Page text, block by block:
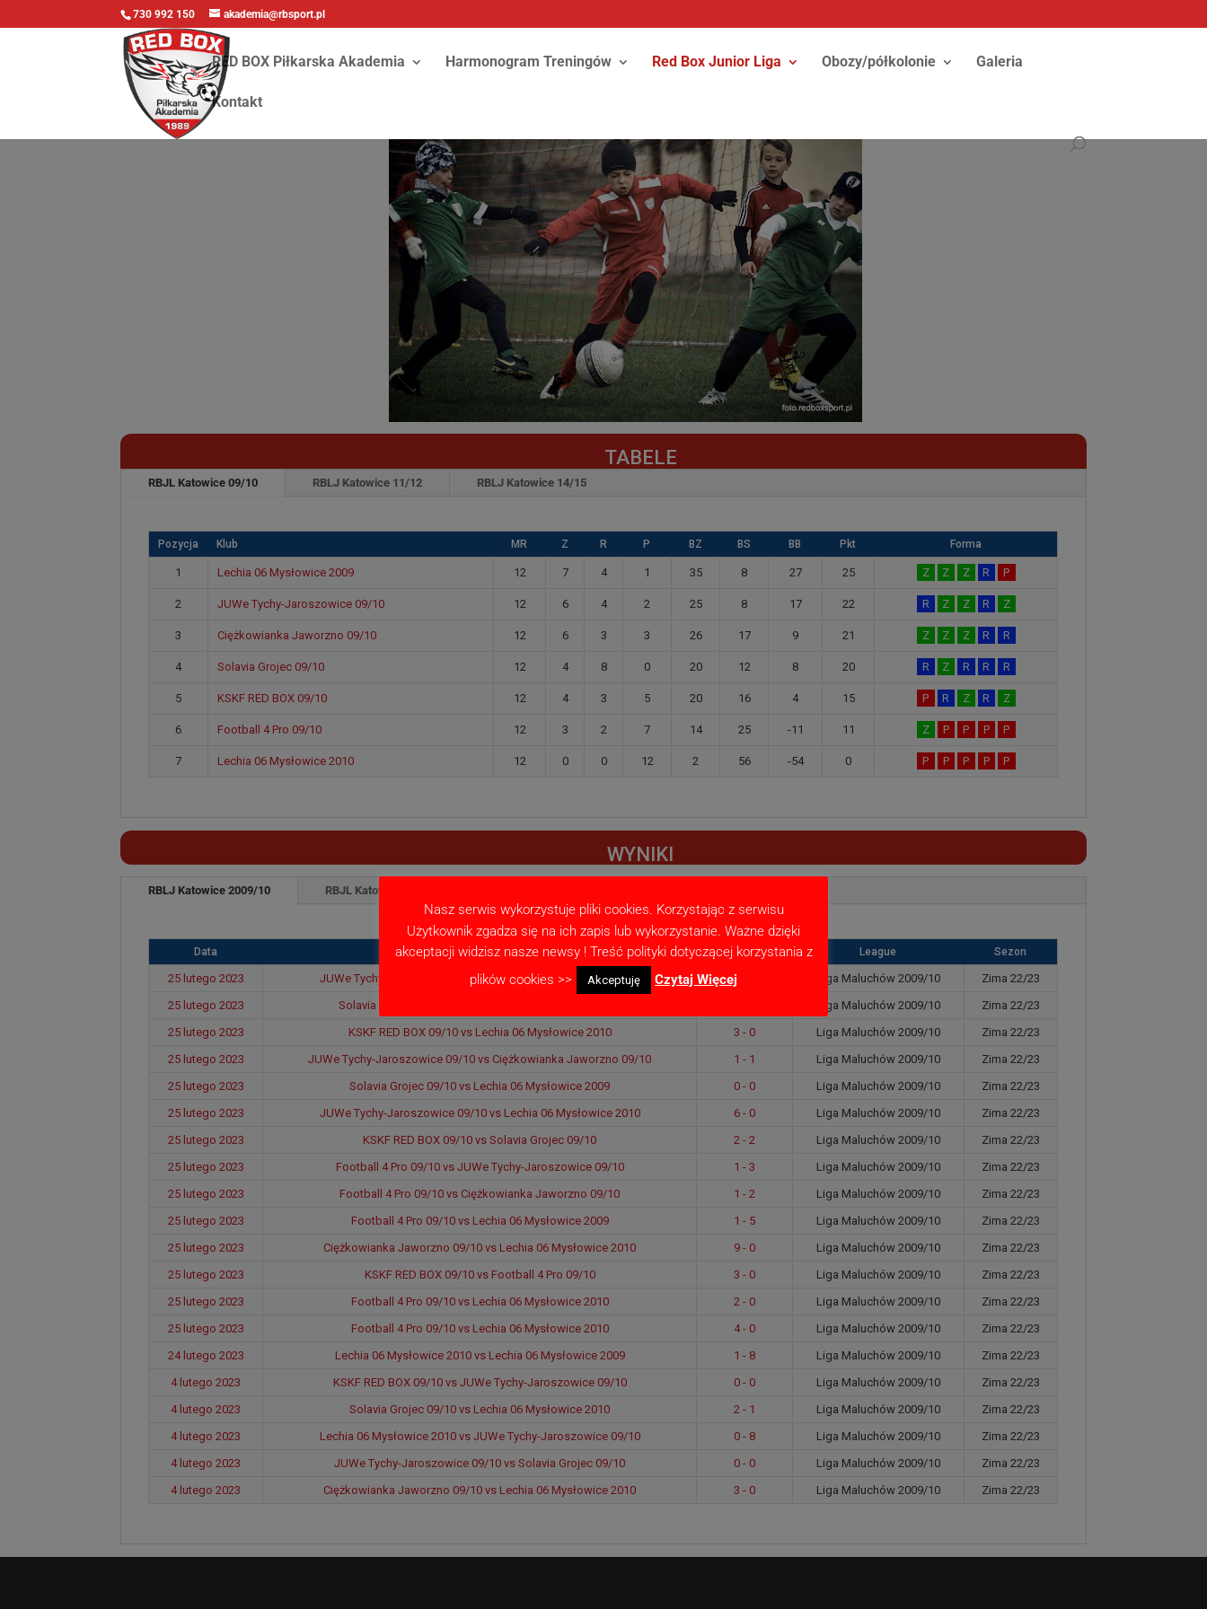
730 992 150 akademia@rbsport.pl
RED BOX Piłkarska Akademia Harmonogram Treningów Red Box Junior Liga Obozy/półkolonie Galeria
Kontakt
TABELE
RBJL Katowice 09/10 RBLJ Katowice 11/12 RBLJ Katowice 14/15
Pozycja Klub MR Z R P BZ BS BB Pkt Forma
1 Lechia 06 Mysłowice 2009 12 7 4 1 35 8 27 25 Z Z Z R P
2 JUWe Tychy-Jaroszowice 09/10 12 6 4 2 25 8 17 22 R Z Z R Z
3 Ciężkowianka Jaworzno 09/10 12 6 3 3 26 17 9 21 Z Z Z R R
4 Solavia Grojec 09/10 12 4 8 0 20 12 8 20 R Z R R R
5 KSKF RED BOX 09/10 12 4 3 5 20 16 4 15 P R Z R Z
6 Football 4 Pro 09/10 12 3 2 7 14 25 -11 11 Z P P P P
7 Lechia 06 Mysłowice 2010 12 0 0 12 2 56 -54 0 P P P P P
WYNIKI
RBLJ Katowice 2009/10 RBJL Katowice 2011/12
Data Mecz Czas/Wyniki League Sezon
25 lutego 2023 JUWe Tychy-Jaroszowice 09/10 vs Lechia 06 Mysłowice 2009 1 - 0 Liga Maluchów 2009/10
Zima 22/23
25 lutego 2023
Solavia Grojec 09/10 vs Ciężkowianka Jaworzno 09/10 Liga Maluchów 2009/10
Zima 22/23
25 lutego 2023
KSKF RED BOX 09/10 vs Lechia 06 Mysłowice 2010 3 - 0 Liga Maluchów 2009/10
Zima 22/23
25 lutego 2023
JUWe Tychy-Jaroszowice 09/10 vs Ciężkowianka Jaworzno 09/10 1 - 1 Liga Maluchów 2009/10
Zima 22/23
25 lutego 2023
Solavia Grojec 09/10 vs Lechia 06 Mysłowice 2009 0 - 0 Liga Maluchów 2009/10
Zima 22/23
25 lutego 2023
JUWe Tychy-Jaroszowice 09/10 vs Lechia 06 Mysłowice 2010 6 - 0 Liga Maluchów 2009/10
Zima 22/23
25 lutego 2023
KSKF RED BOX 09/10 vs Solavia Grojec 09/10 2 - 2 Liga Maluchów 2009/10
Zima 22/23
25 lutego 2023
Football 4 Pro 09/10 vs JUWe Tychy-Jaroszowice 09/10 1 - 3 Liga Maluchów 2009/10
Zima 22/23
25 lutego 2023
Football 4 Pro 09/10 vs Ciężkowianka Jaworzno 09/10 1 - 2 Liga Maluchów 2009/10
Zima 22/23
25 lutego 2023
Football 4 Pro 09/10 vs Lechia 06 Mysłowice 2009 1 - 5 Liga Maluchów 2009/10
Zima 22/23
25 lutego 2023
Ciężkowianka Jaworzno 09/10 vs Lechia 06 Mysłowice 2010 9 - 0 Liga Maluchów 2009/10
Zima 22/23
25 lutego 2023
KSKF RED BOX 09/10 vs Football 4 Pro 09/10 3 - 0 Liga Maluchów 2009/10
Zima 22/23
25 lutego 2023
Football 4 Pro 09/10 vs Lechia 06 Mysłowice 2010 2 - 0 Liga Maluchów 2009/10
Zima 22/23
25 lutego 2023
Football 4 Pro 09/10 vs Lechia 06 Mysłowice 2010 4 - 0 Liga Maluchów 2009/10
Zima 22/23
24 lutego 2023
Lechia 06 Mysłowice 2010 vs Lechia 06 Mysłowice 2009 1 - 8 Liga Maluchów 2009/10
Zima 22/23
4 lutego 2023
KSKF RED BOX 09/10 vs JUWe Tychy-Jaroszowice 09/10 0 - 0 Liga Maluchów 2009/10
Zima 22/23
4 lutego 2023
Solavia Grojec 09/10 vs Lechia 06 Mysłowice 2010 2 - 1 Liga Maluchów 2009/10
Zima 22/23
4 lutego 2023
Lechia 06 Mysłowice 2010 vs JUWe Tychy-Jaroszowice 09/10 0 - 8 Liga Maluchów 2009/10
Zima 22/23
4 lutego 2023
JUWe Tychy-Jaroszowice 09/10 vs Solavia Grojec 09/10 0 - 0 Liga Maluchów 2009/10
Zima 22/23
4 lutego 2023
Ciężkowianka Jaworzno 09/10 vs Lechia 06 Mysłowice 2010 3 - 0 Liga Maluchów 2009/10 Zima 22/23
Nasz serwis wykorzystuje pliki cookies. Korzystając z serwisu
Użytkownik zgadza się na ich zapis lub wykorzystanie. Ważne dzięki
akceptacji widzisz nasze newsy ! Treść polityki dotyczącej korzystania z
plików cookies >>
Akceptuję Czytaj Więcej